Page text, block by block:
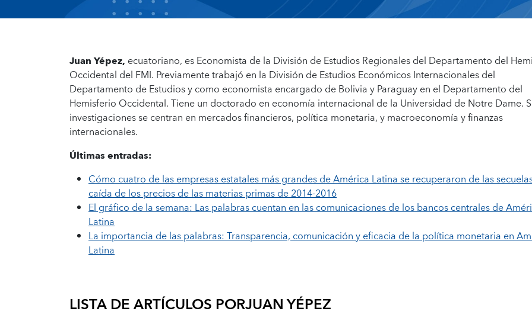
Juan Yépez, ecuatoriano, es Economista de la División de Estudios Regionales del Departamento del
Occidental del FMI. Previamente trabajó en la División de Estudios Económicos Internacionales del
Departamento de Estudios y como economista encargado de Bolivia y Paraguay en el Departamento del
Hemisferio Occidental. Tiene un doctorado en economía internacional de la Universidad de Notre Dame.
investigaciones se centran en mercados financieros, política monetaria, y macroeconomía y finanzas
internacionales.
Últimas entradas:
Cómo cuatro de las empresas estatales más grandes de América Latina se recuperaron de las
caída de los precios de las materias primas de 2014-2016
El gráfico de la semana: Las palabras cuentan en las comunicaciones de los bancos centrales de
Latina
La importancia de las palabras: Transparencia, comunicación y eficacia de la política monetaria en
Latina
LISTA DE ARTÍCULOS PORJUAN YÉPEZ